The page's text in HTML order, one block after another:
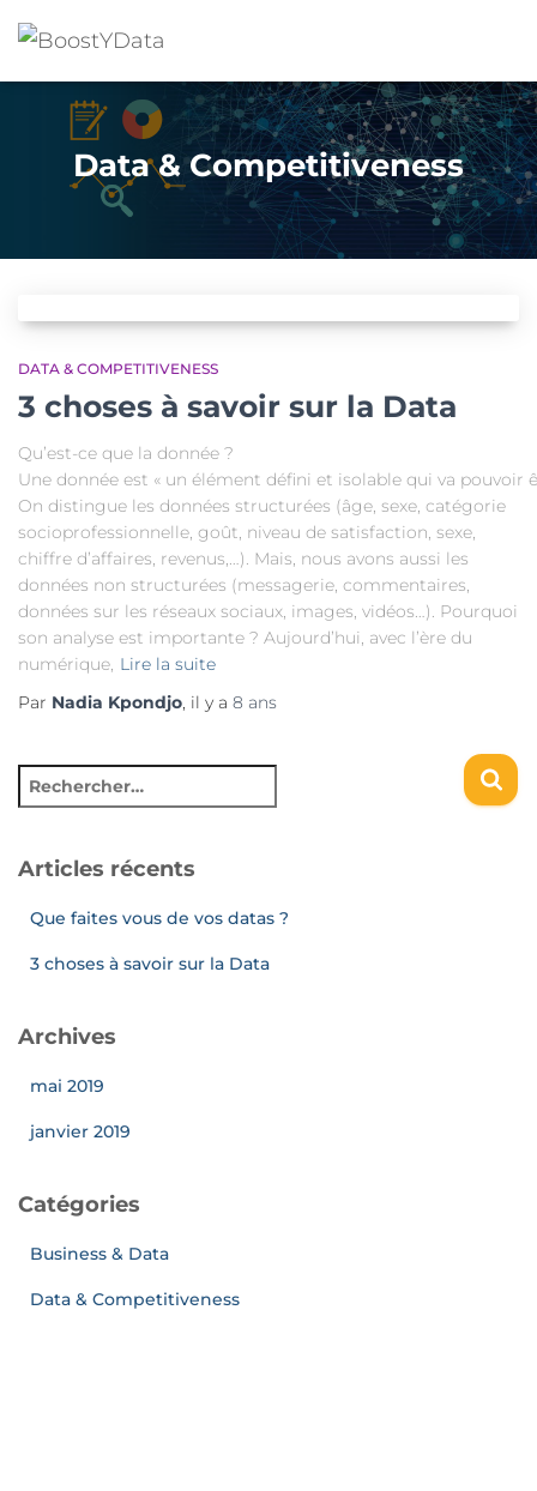
Data & Competitiveness
DATA & COMPETITIVENESS
3 choses à savoir sur la Data
Qu’est-ce que la donnée ?
Une donnée est « un élément défini et isolable qui va pouvoir
On distingue les données structurées (âge, sexe, catégorie
socioprofessionnelle, goût, niveau de satisfaction, sexe,
chiffre d’affaires, revenus,…). Mais, nous avons aussi les
données non structurées (messagerie, commentaires,
données sur les réseaux sociaux, images, vidéos…). Pourquoi
son analyse est importante ? Aujourd’hui, avec l’ère du
numérique, Lire la suite
Par Nadia Kpondjo, il y a 8 ans
Articles récents
Que faites vous de vos datas ?
3 choses à savoir sur la Data
Archives
mai 2019
janvier 2019
Catégories
Business & Data
Data & Competitiveness